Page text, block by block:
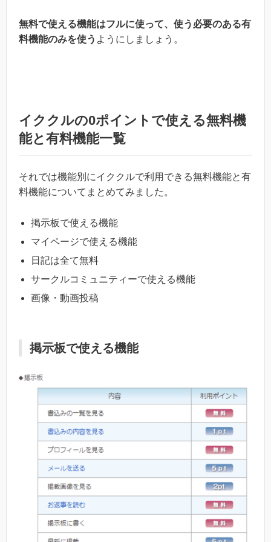
無料で使える機能はフルに使って、使う必要のある有
料機能のみを使う ようにしましょう。
イククルの0ポイントで使える無料機
能と有料機能一覧
それでは機能別にイククルで利用できる無料機能と有
料機能についてまとめてみました。
掲示板で使える機能
マイページで使える機能
日記は全て無料
サークルコミュニティーで使える機能
画像・動画投稿
掲示板で使える機能